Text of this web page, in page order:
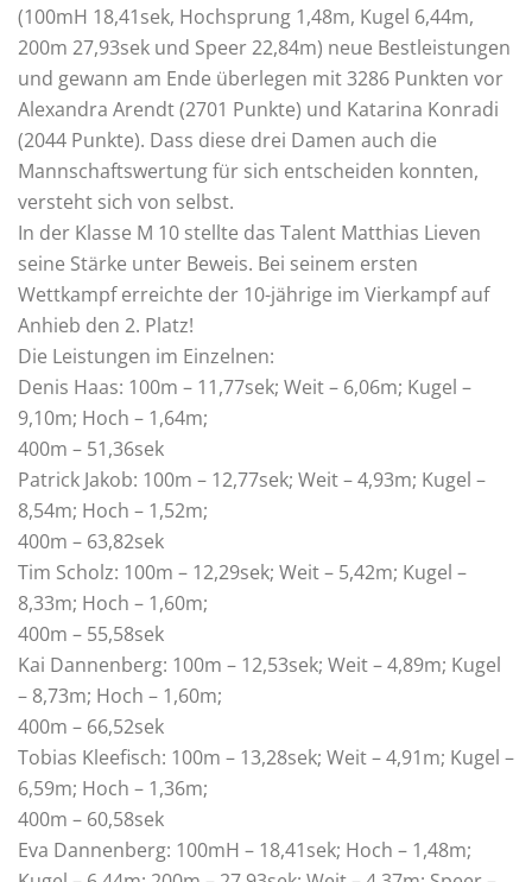
(100mH 18,41sek, Hochsprung 1,48m, Kugel 6,44m,
200m 27,93sek und Speer 22,84m) neue Bestleistungen
und gewann am Ende überlegen mit 3286 Punkten vor
Alexandra Arendt (2701 Punkte) und Katarina Konradi
(2044 Punkte). Dass diese drei Damen auch die
Mannschaftswertung für sich entscheiden konnten,
versteht sich von selbst.
In der Klasse M 10 stellte das Talent Matthias Lieven
seine Stärke unter Beweis. Bei seinem ersten
Wettkampf erreichte der 10-jährige im Vierkampf auf
Anhieb den 2. Platz!
Die Leistungen im Einzelnen:
Denis Haas: 100m – 11,77sek; Weit – 6,06m; Kugel –
9,10m; Hoch – 1,64m;
400m – 51,36sek
Patrick Jakob: 100m – 12,77sek; Weit – 4,93m; Kugel –
8,54m; Hoch – 1,52m;
400m – 63,82sek
Tim Scholz: 100m – 12,29sek; Weit – 5,42m; Kugel –
8,33m; Hoch – 1,60m;
400m – 55,58sek
Kai Dannenberg: 100m – 12,53sek; Weit – 4,89m; Kugel
– 8,73m; Hoch – 1,60m;
400m – 66,52sek
Tobias Kleefisch: 100m – 13,28sek; Weit – 4,91m; Kugel –
6,59m; Hoch – 1,36m;
400m – 60,58sek
Eva Dannenberg: 100mH – 18,41sek; Hoch – 1,48m;